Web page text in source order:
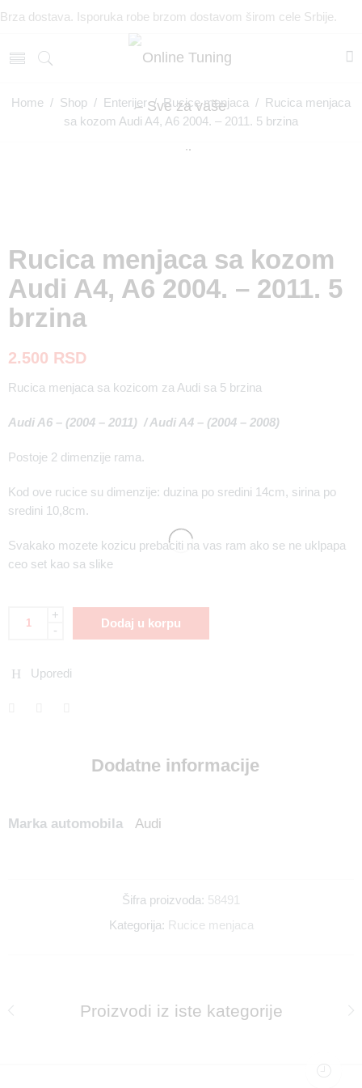
Brza dostava. Isporuka robe brzom dostavom širom cele Srbije.
Home / Shop / Enterijer/Rucice menjaca / Rucica menjaca
sa kozom Audi A4, A6 2004. – 2011. 5 brzina
Rucica menjaca sa kozom
Audi A4, A6 2004. – 2011. 5
brzina
2.500 RSD
Rucica menjaca sa kozicom za Audi sa 5 brzina
Audi A6 – (2004 – 2011) / Audi A4 – (2004 – 2008)
Postoje 2 dimenzije rama.
Kod ove rucice su dimenzije: duzina po sredini 14cm, sirina po
sredini 10,8cm.
Svakako mozete kozicu prebaciti na vas ram ako se ne uklpapa
ceo set kao sa slike
+
-
Dodaj u korpu
Uporedi
Dodatne informacije
Marka automobila Audi
Šifra proizvoda: 58491
Kategorija: Rucice menjaca
Proizvodi iz iste kategorije